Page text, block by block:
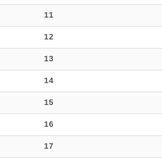
11
12
13
14
15
16
17